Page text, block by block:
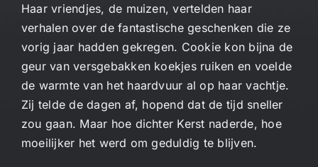
Haar vriendjes, de muizen, vertelden haar
verhalen over de fantastische geschenken die ze
vorig jaar hadden gekregen. Cookie kon bijna de
geur van versgebakken koekjes ruiken en voelde
de warmte van het haardvuur al op haar vachtje.
Zij telde de dagen af, hopend dat de tijd sneller
zou gaan. Maar hoe dichter Kerst naderde, hoe
moeilijker het werd om geduldig te blijven.